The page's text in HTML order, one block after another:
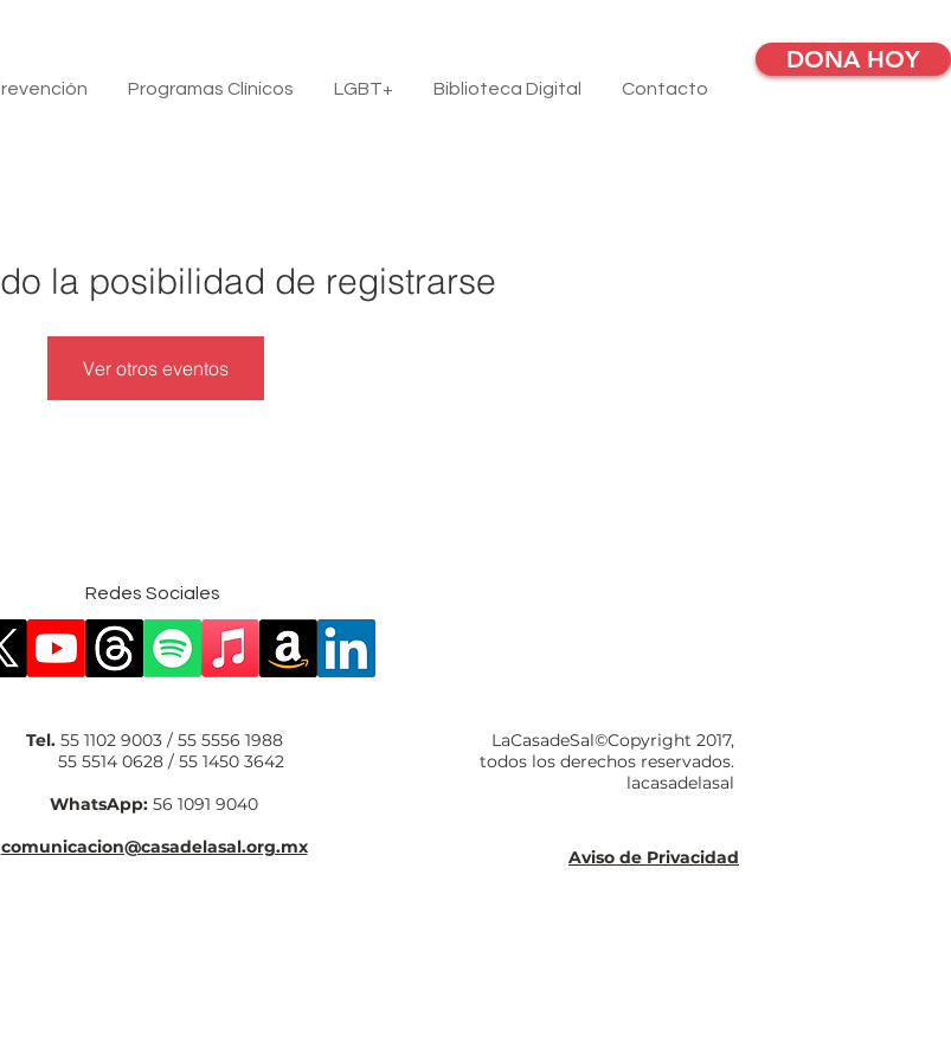
Programas Clínicos LGBT+ Biblioteca Digital Contacto
DONA HOY
la posibilidad de registrarse
Ver otros eventos
Redes Sociales
Tel.55 1102 9003 / 55 5556 1988
55 5514 0628 / 55 1450 3642
WhatsApp: 56 1091 9040
comunicacion@casadelasal.org.mx
LaCasadeSal©Copyright 2017,
todos los derechos reservados.
lacasadelasal
Aviso de Privacidad